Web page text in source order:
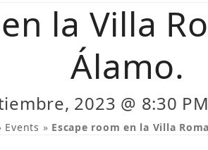
la Villa
Álamo.
2023 @ 8:30 PM
Events » Escape room en la Villa